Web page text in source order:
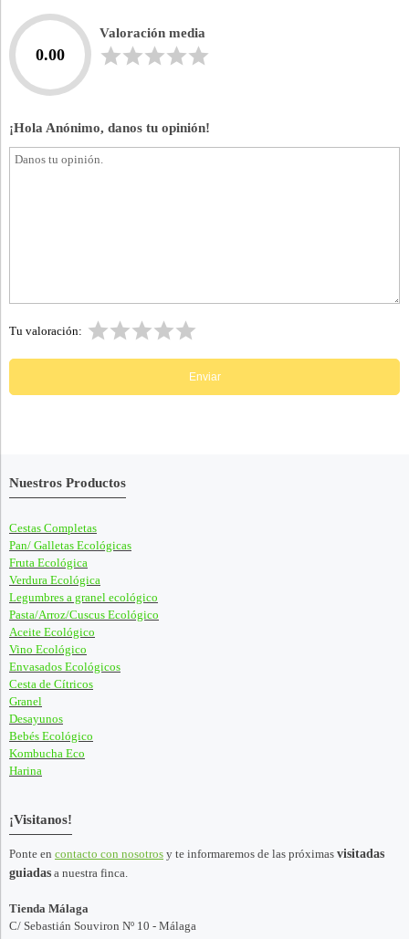
0.00
Valoración media
¡Hola Anónimo, danos tu opinión!
Tu valoración:
Nuestros Productos
Cestas Completas
Pan/ Galletas Ecológicas
Fruta Ecológica
Verdura Ecológica
Legumbres a granel ecológico
Pasta/Arroz/Cuscus Ecológico
Aceite Ecológico
Vino Ecológico
Envasados Ecológicos
Cesta de Cítricos
Granel
Desayunos
Bebés Ecológico
Kombucha Eco
Harina
¡Visitanos!
Ponte en contacto con nosotros y te informaremos de las próximas visitadas
guiadas a nuestra finca.
Tienda Málaga
C/ Sebastián Souviron Nº 10 - Málaga